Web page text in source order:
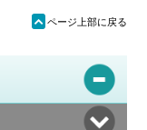
ü ページ上部に戻る